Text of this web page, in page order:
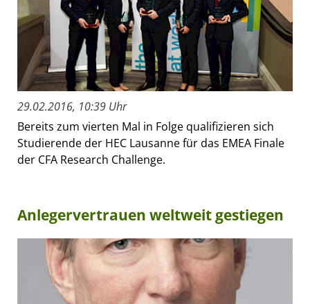
29.02.2016, 10:39 Uhr
Bereits zum vierten Mal in Folge qualifizieren sich
Studierende der HEC Lausanne für das EMEA Finale
der CFA Research Challenge.
Anlegervertrauen weltweit gestiegen